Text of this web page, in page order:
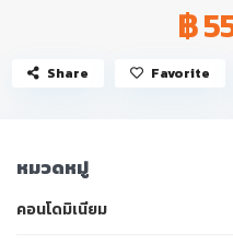
฿
Share Favorite
หมวดหมู่
คอนโดมิเนียม